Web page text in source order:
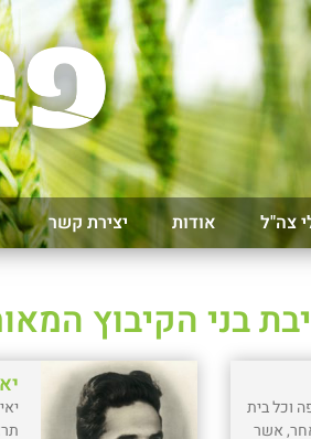
צה"ל אודות יצירת קשר
בני הקיבוץ
וכל בית
אחר, אשר